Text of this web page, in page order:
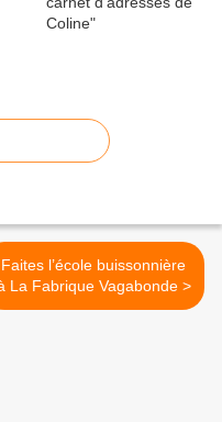
Faites l’école buissonnière
à La Fabrique Vagabonde >